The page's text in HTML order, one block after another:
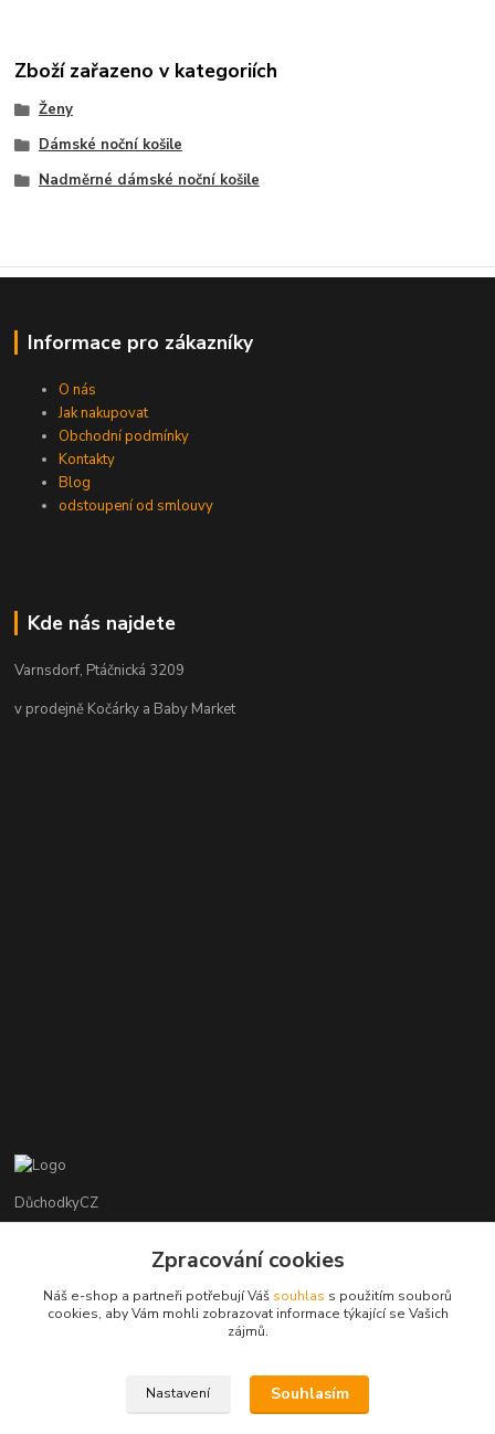
Zboží zařazeno v kategoriích
Ženy
Dámské noční košile
Nadměrné dámské noční košile
Informace pro zákazníky
O nás
Jak nakupovat
Obchodní podmínky
Kontakty
Blog
odstoupení od smlouvy
Kde nás najdete
Varnsdorf, Ptáčnická 3209
v prodejně Kočárky a Baby Market
DůchodkyCZ
+420 412384749
objednavky@duchodky.cz
Zpracování cookies
Náš e-shop a partneři potřebují Váš souhlas s použitím souborů
cookies, aby Vám mohli zobrazovat informace týkající se Vašich
zájmů.
Nastavení Souhlasím